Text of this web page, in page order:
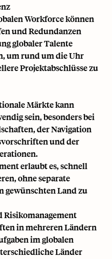
Workforce können
und Redundanzen
globaler Talente
um rund um die Uhr
Projektabschlüsse zu
Märkte kann
sein, besonders bei
der Navigation
und der
erlaubt es, schnell
ohne separate
gewünschten Land zu
Risikomanagement
in mehreren Ländern
im globalen
Länder